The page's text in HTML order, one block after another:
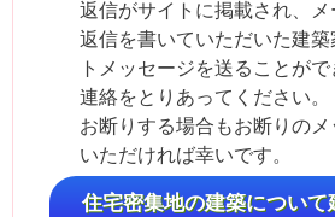
返信がサイトに掲載され、メ
返信を書いていただいた建
トメッセージを送ることが
連絡をとりあってください。
お断りする場合もお断りの
いただければ幸いです。
住宅密集地の建築について